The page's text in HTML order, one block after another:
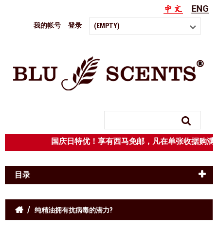
(EMPTY)
我的帐号 登录
国庆日特优！享有西马免邮，凡在单张
目录
纯精油拥有抗病毒的潜力?